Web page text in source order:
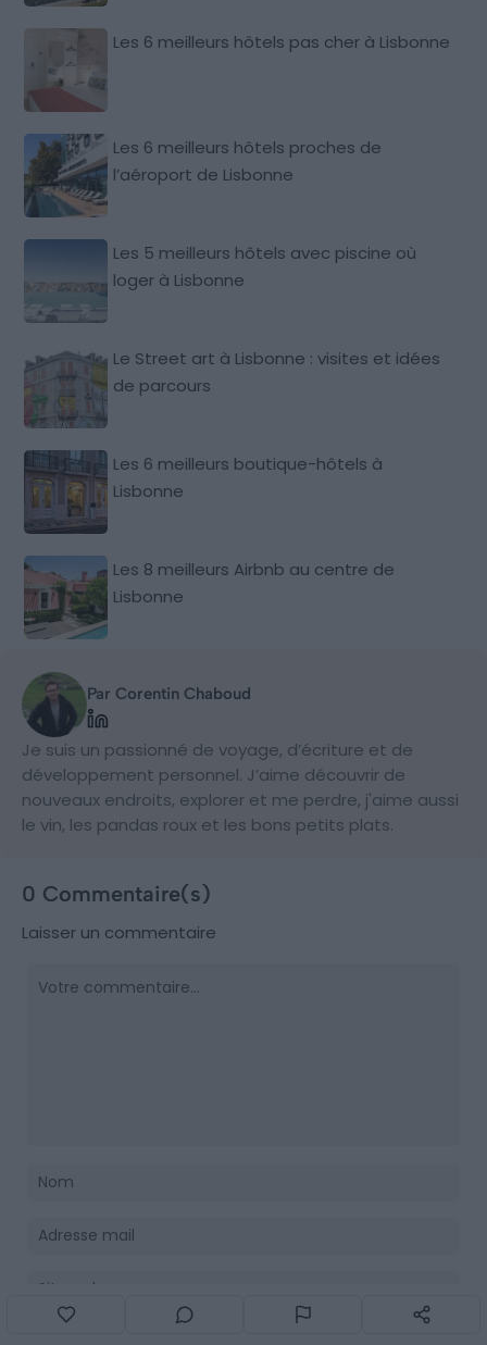
Les 6 meilleurs hôtels pas cher à Lisbonne
Les 6 meilleurs hôtels proches de
l’aéroport de Lisbonne
Les 5 meilleurs hôtels avec piscine où
loger à Lisbonne
Le Street art à Lisbonne : visites et idées
de parcours
Les 6 meilleurs boutique-hôtels à
Lisbonne
Les 8 meilleurs Airbnb au centre de
Lisbonne
Par Corentin Chaboud
Je suis un passionné de voyage, d’écriture et de
développement personnel. J’aime découvrir de
nouveaux endroits, explorer et me perdre, j'aime aussi
le vin, les pandas roux et les bons petits plats.
0 Commentaire(s)
Laisser un commentaire